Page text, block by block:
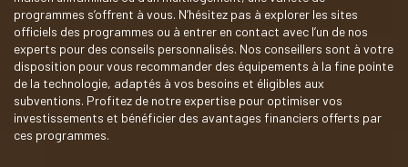
programmes s’offrent à vous. N’hésitez pas à explorer les sites
officiels des programmes ou à entrer en contact avec l’un de nos
experts pour des conseils personnalisés. Nos conseillers sont à votre
disposition pour vous recommander des équipements à la fine pointe
de la technologie, adaptés à vos besoins et éligibles aux
subventions. Profitez de notre expertise pour optimiser vos
investissements et bénéficier des avantages financiers offerts par
ces programmes.